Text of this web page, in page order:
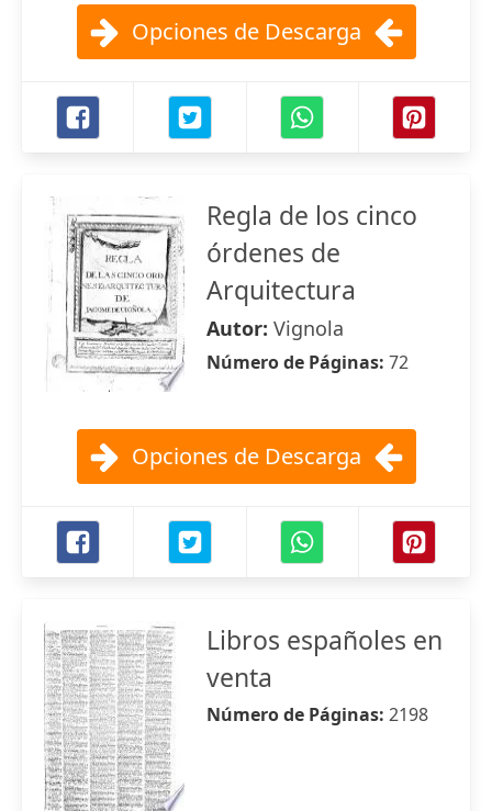
Opciones de Descarga
Regla de los cinco
órdenes de
Arquitectura
Autor: Vignola
Número de Páginas: 72
Opciones de Descarga
Libros españoles en
venta
Número de Páginas: 2198